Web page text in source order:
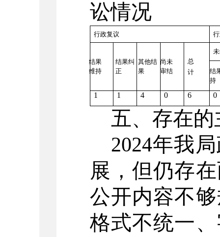
讼情况
行政复议
结果
维持
结果纠
正
其他结
果
尚未
审结
总
计
结
持
1 1 4 0 6 0
五、存在
2024年我
展，但仍存
公开内容不
格式不统一